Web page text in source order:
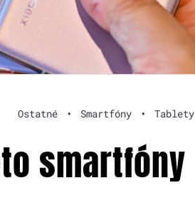
Ostatné • Smartfóny • Tablety
smartfóny